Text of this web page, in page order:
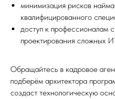
минимизация рисков
квалифицированного
доступ к профессионалам
проектирования сложных
Обращайтесь в кадровое
подберём архитектора
создаст технологическую